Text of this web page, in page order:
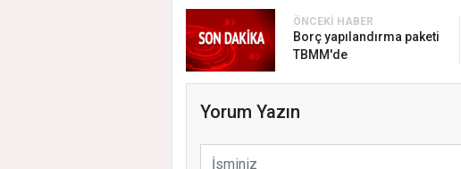
ÖNCEKI HABER
Borç yapılandırma paketi
TBMM'de
Yorum Yazın